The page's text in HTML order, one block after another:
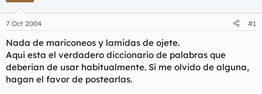
a
d
o
d
e
l
t
e
i
c
i
o
7 Oct 2004 #1
Nada de mariconeos y lamidas de ojete.
Aqui esta el verdadero diccionario de palabras que
deberian de usar habitualmente. Si me olvido de alguna,
hagan el favor de postearlas.